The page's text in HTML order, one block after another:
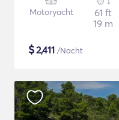
Motoryacht
61 ft
19 m
$2,411 /Nacht